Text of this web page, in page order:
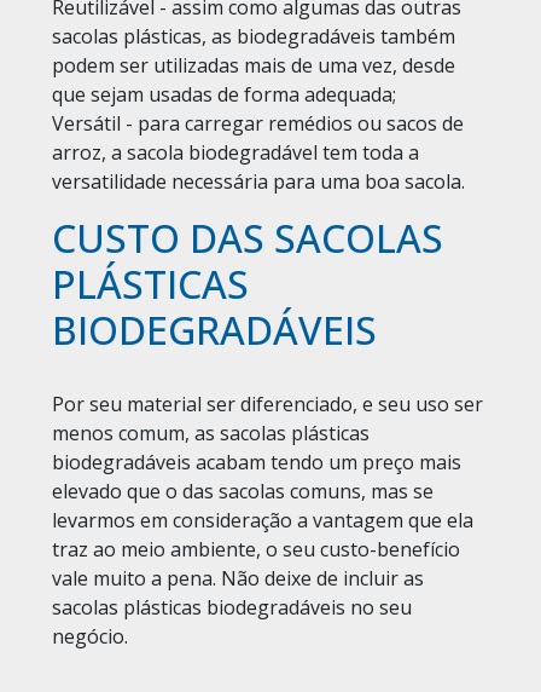
Reutilizável - assim como algumas das outras
sacolas plásticas, as biodegradáveis também
podem ser utilizadas mais de uma vez, desde
que sejam usadas de forma adequada;
Versátil - para carregar remédios ou sacos de
arroz, a sacola biodegradável tem toda a
versatilidade necessária para uma boa sacola.
CUSTO DAS SACOLAS
PLÁSTICAS
BIODEGRADÁVEIS
Por seu material ser diferenciado, e seu uso ser
menos comum, as sacolas plásticas
biodegradáveis acabam tendo um preço mais
elevado que o das sacolas comuns, mas se
levarmos em consideração a vantagem que ela
traz ao meio ambiente, o seu custo-benefício
vale muito a pena. Não deixe de incluir as
sacolas plásticas biodegradáveis no seu
negócio.